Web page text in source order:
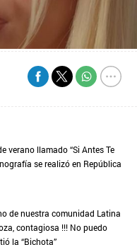
verano llamado “Si Antes Te
se realizó en República
de nuestra comunidad Latina
contagiosa !!! No puedo
la “Bichota”